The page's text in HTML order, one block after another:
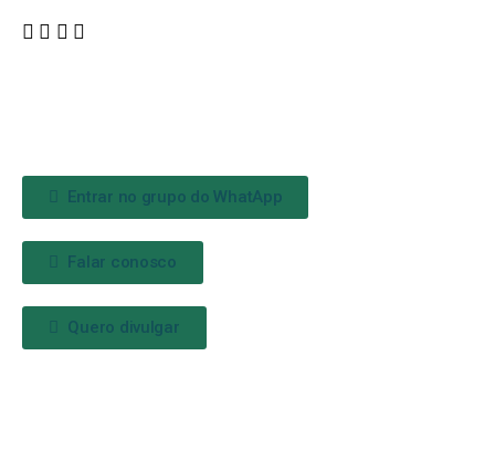
Entrar no grupo do WhatApp
Falar conosco
Quero divulgar